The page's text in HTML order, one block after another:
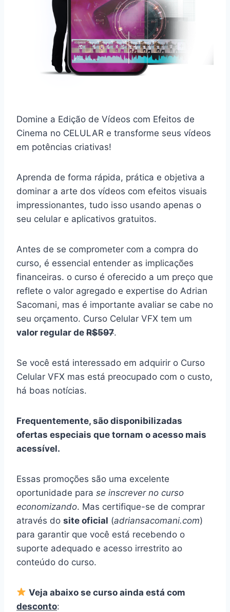
Domine a Edição de Vídeos com Efeitos de
Cinema no CELULAR e transforme seus vídeos
em potências criativas!
Aprenda de forma rápida, prática e objetiva a
dominar a arte dos vídeos com efeitos visuais
impressionantes, tudo isso usando apenas o
seu celular e aplicativos gratuitos.
Antes de se comprometer com a compra do
curso, é essencial entender as implicações
financeiras. o curso é oferecido a um preço que
reflete o valor agregado e expertise do Adrian
Sacomani, mas é importante avaliar se cabe no
seu orçamento. Curso Celular VFX tem um
valor regular de R$597.
Se você está interessado em adquirir o Curso
Celular VFX mas está preocupado com o custo,
há boas notícias.
Frequentemente, são disponibilizadas
ofertas especiais que tornam o acesso mais
acessível.
Essas promoções são uma excelente
oportunidade para se inscrever no curso
economizando. Mas certifique-se de comprar
através do site oficial (adriansacomani.com)
para garantir que você está recebendo o
suporte adequado e acesso irrestrito ao
conteúdo do curso.
Veja abaixo se curso ainda está com
desconto: